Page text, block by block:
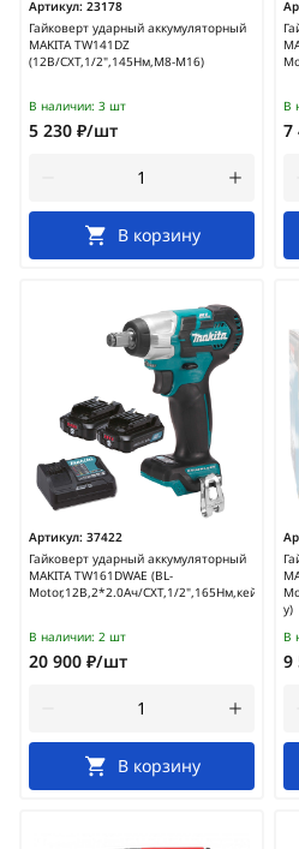
Артикул: 23178
Гайковерт ударный аккумуляторный
MAKITA TW141DZ
(12В/CXT,1/2",145Нм,М8-М16)
В наличии: 3 шт
5 230 ₽/шт
В корзину
В
7
Артикул: 37422
Гайковерт ударный аккумуляторный
MAKITA TW161DWAE (BL-
Motor,12В,2*2.0Ач/CXT,1/2",165Нм,кейс)
В наличии: 2 шт
20 900 ₽/шт
В корзину
у)
В
9